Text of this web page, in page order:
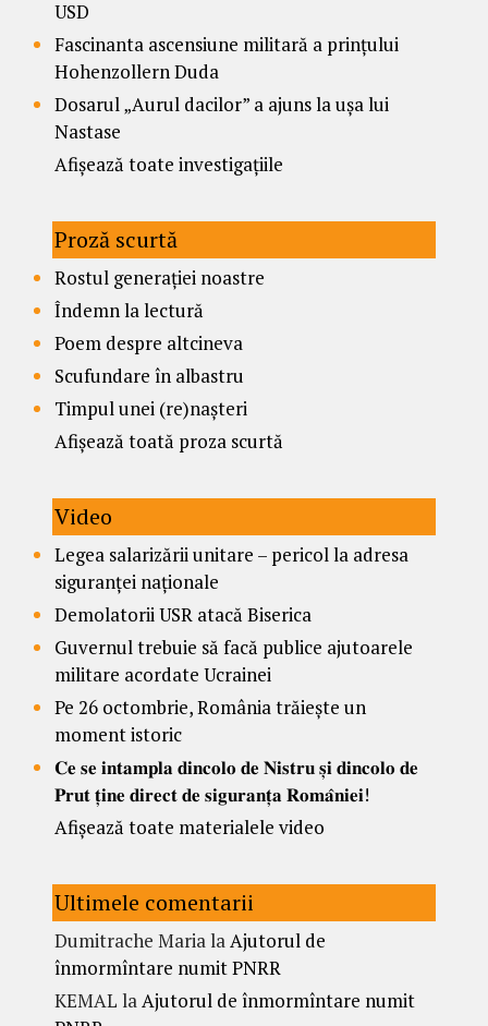
USD
Fascinanta ascensiune militară a prințului
Hohenzollern Duda
Dosarul „Aurul dacilor” a ajuns la ușa lui
Nastase
Afișează toate investigațiile
Proză scurtă
Rostul generației noastre
Îndemn la lectură
Poem despre altcineva
Scufundare în albastru
Timpul unei (re)nașteri
Afișează toată proza scurtă
Video
Legea salarizării unitare – pericol la adresa
siguranței naționale
Demolatorii USR atacă Biserica
Guvernul trebuie să facă publice ajutoarele
militare acordate Ucrainei
Pe 26 octombrie, România trăiește un
moment istoric
𝐂𝐞 𝐬𝐞 𝐢𝐧𝐭𝐚𝐦𝐩𝐥𝐚 𝐝𝐢𝐧𝐜𝐨𝐥𝐨 𝐝𝐞 𝐍𝐢𝐬𝐭𝐫𝐮 𝐬̦𝐢 𝐝𝐢𝐧𝐜𝐨𝐥𝐨 𝐝𝐞
𝐏𝐫𝐮𝐭 𝐭̦𝐢𝐧𝐞 𝐝𝐢𝐫𝐞𝐜𝐭 𝐝𝐞 𝐬𝐢𝐠𝐮𝐫𝐚𝐧𝐭̦𝐚 𝐑𝐨𝐦𝐚̂𝐧𝐢𝐞𝐢!
Afișează toate materialele video
Ultimele comentarii
Dumitrache MarialaAjutorul de
înmormîntare numit PNRR
KEMAL laAjutorul de înmormîntare numit